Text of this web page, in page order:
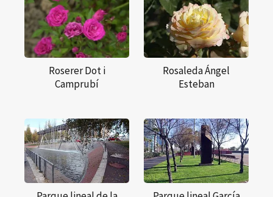
Roserer Dot i
Camprubí
Rosaleda Ángel
Esteban